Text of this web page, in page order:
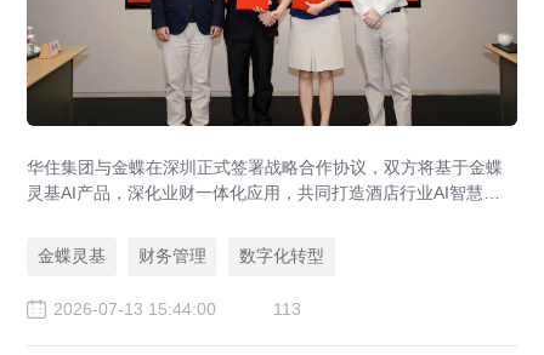
华住集团与金蝶在深圳正式签署战略合作协议，双方将基于金蝶
灵基AI产品，深化业财一体化应用，共同打造酒店行业AI智慧财
金蝶灵基
财务管理 数字化转型
2026-07-13 15:44:00 113